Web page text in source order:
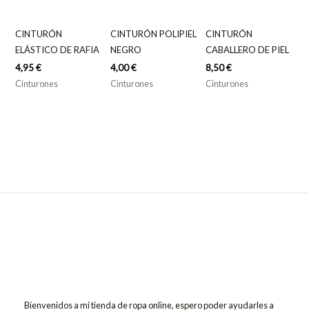
CINTURÓN
ELÁSTICO DE RAFIA
4,95€
Cinturones
CINTURÓN POLIPIEL
NEGRO
4,00€
Cinturones
CINTURÓN
CABALLERO DE PIEL
8,50€
Cinturones
Bienvenidos a mi tienda de ropa online, espero poder ayudarles a